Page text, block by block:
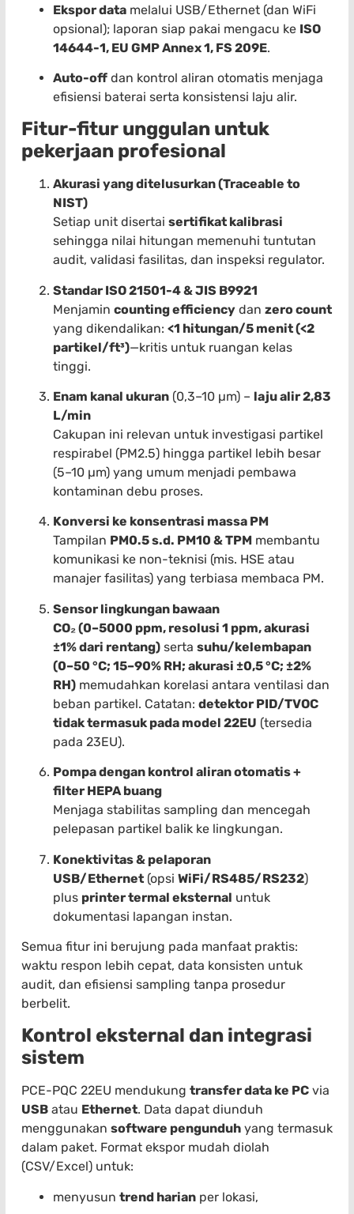
Ekspor data melalui USB/Ethernet (dan WiFi
opsional); laporan siap pakai mengacu ke ISO
14644-1, EU GMP Annex 1, FS 209E.
Auto-off dan kontrol aliran otomatis menjaga
efisiensi baterai serta konsistensi laju alir.
Fitur-fitur unggulan untuk
pekerjaan profesional
Akurasi yang ditelusurkan (Traceable to
NIST)
Setiap unit disertai sertifikat kalibrasi
sehingga nilai hitungan memenuhi tuntutan
audit, validasi fasilitas, dan inspeksi regulator.
Standar ISO 21501-4 & JIS B9921
Menjamin counting efficiency dan zero count
yang dikendalikan: <1 hitungan/5 menit (<2
partikel/ft³)—kritis untuk ruangan kelas
tinggi.
Enam kanal ukuran (0,3–10 µm) – laju alir 2,83
L/min
Cakupan ini relevan untuk investigasi partikel
respirabel (PM2.5) hingga partikel lebih besar
(5–10 µm) yang umum menjadi pembawa
kontaminan debu proses.
Konversi ke konsentrasi massa PM
Tampilan PM0.5 s.d. PM10 & TPM membantu
komunikasi ke non-teknisi (mis. HSE atau
manajer fasilitas) yang terbiasa membaca PM.
Sensor lingkungan bawaan
CO₂ (0–5000 ppm, resolusi 1 ppm, akurasi
±1% dari rentang) serta suhu/kelembapan
(0–50 °C; 15–90% RH; akurasi ±0,5 °C; ±2%
RH) memudahkan korelasi antara ventilasi dan
beban partikel. Catatan: detektor PID/TVOC
tidak termasuk pada model 22EU (tersedia
pada 23EU).
Pompa dengan kontrol aliran otomatis +
filter HEPA buang
Menjaga stabilitas sampling dan mencegah
pelepasan partikel balik ke lingkungan.
Konektivitas & pelaporan
USB/Ethernet (opsi WiFi/RS485/RS232)
plus printer termal eksternal untuk
dokumentasi lapangan instan.
Semua fitur ini berujung pada manfaat praktis:
waktu respon lebih cepat, data konsisten untuk
audit, dan efisiensi sampling tanpa prosedur
berbelit.
Kontrol eksternal dan integrasi
sistem
PCE-PQC 22EU mendukung transfer data ke PC via
USB atau Ethernet. Data dapat diunduh
menggunakan software pengunduh yang termasuk
dalam paket. Format ekspor mudah diolah
(CSV/Excel) untuk:
menyusun trend harian per lokasi,